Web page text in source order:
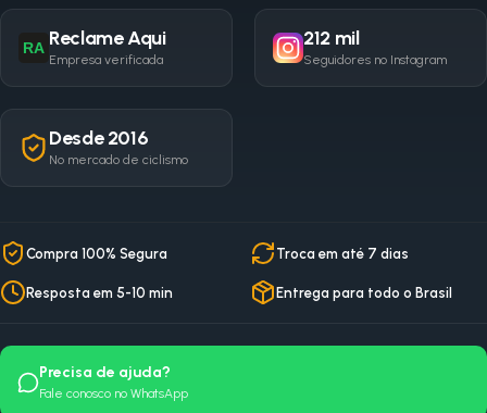
RA Reclame Aqui
Empresa verificada
212 mil
Seguidores no Instagram
Desde 2016
No mercado de ciclismo
Compra 100% Segura Troca em até 7 dias
Resposta em 5-10 min Entrega para todo o Brasil
Precisa de ajuda?
Fale conosco no WhatsApp